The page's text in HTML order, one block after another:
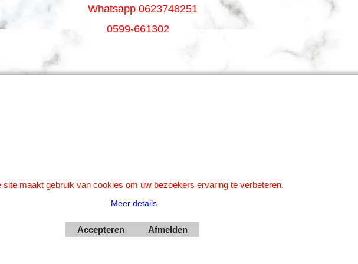
Whatsapp 0623748251
0599-661302
Webwinkel gemaakt met
ShopFactory webwinkel
software.
site maakt gebruik van cookies om uw bezoekers ervaring te verbeteren.
Meer details
Accepteren Afmelden